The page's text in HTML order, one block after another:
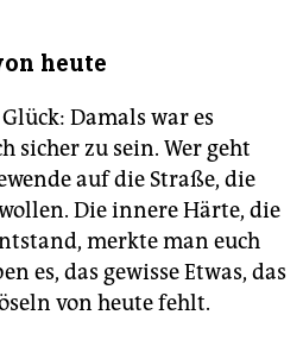
heute
Damals war es
sicher zu sein. Wer geht
auf die Straße, die
Die innere Härte, die
merkte man euch
es, das gewisse Etwas, das
von heute fehlt.